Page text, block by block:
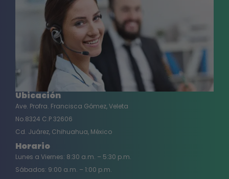
Ubicación
Ave. Profra. Francisca Gómez, Veleta
No.8324 C.P 32606
Cd. Juárez, Chihuahua, México
Horario
Lunes a Viernes: 8:30 a.m. – 5:30 p.m.
Sábados: 9:00 a.m. – 1:00 p.m.